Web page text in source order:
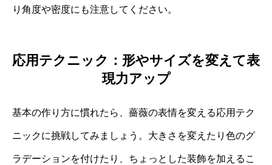
り角度や密度にも注意してください。
応用テクニック：形やサイズを変えて表
現力アップ
基本の作り方に慣れたら、薔薇の表情を変える応用テク
ニックに挑戦してみましょう。大きさを変えたり色のグ
ラデーションを付けたり、ちょっとした装飾を加えるこ